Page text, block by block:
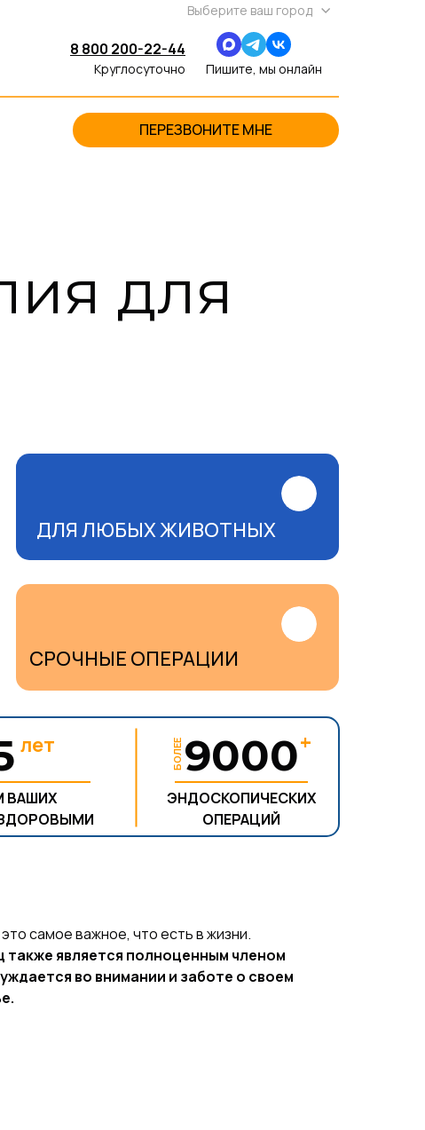
Выберите ваш город
8 800 200-22-44
Круглосуточно Пишите, мы онлайн
ПЕРЕЗВОНИТЕ МНЕ
ДЛЯ ЛЮБЫХ ЖИВОТНЫХ
СРОЧНЫЕ ОПЕРАЦИИ
для
лет
ВАШИХ
+
БОЛЕЕ9000
ЭНДОСКОПИЧЕСКИХ
ОПЕРАЦИЙ
самое важное, что есть в жизни.
также является полноценным членом
во внимании и заботе о своем